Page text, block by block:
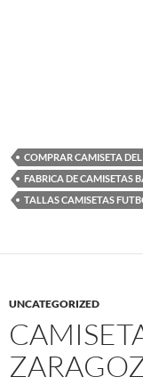
COMPRAR CAMISETA
FABRICA DE CAMISETAS
TALLAS CAMISETAS
UNCATEGORIZED